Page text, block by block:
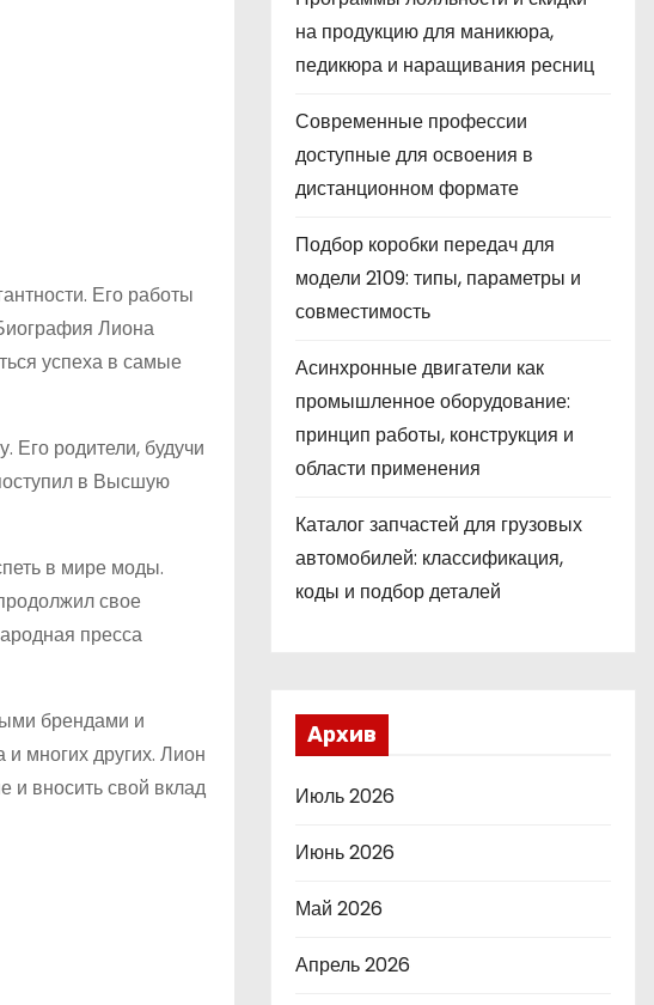
Его работы
Лиона
успеха в самые
Его родители, будучи
в Высшую
в мире моды.
свое
пресса
брендами и
многих других. Лион
и вносить свой вклад
на продукцию для маникюра,
педикюра и наращивания ресниц
Современные профессии
доступные для освоения в
дистанционном формате
Подбор коробки передач для
модели 2109: типы, параметры и
совместимость
Асинхронные двигатели как
промышленное оборудование:
принцип работы, конструкция и
области применения
Каталог запчастей для грузовых
автомобилей: классификация,
коды и подбор деталей
Архив
Июль 2026
Июнь 2026
Май 2026
Апрель 2026